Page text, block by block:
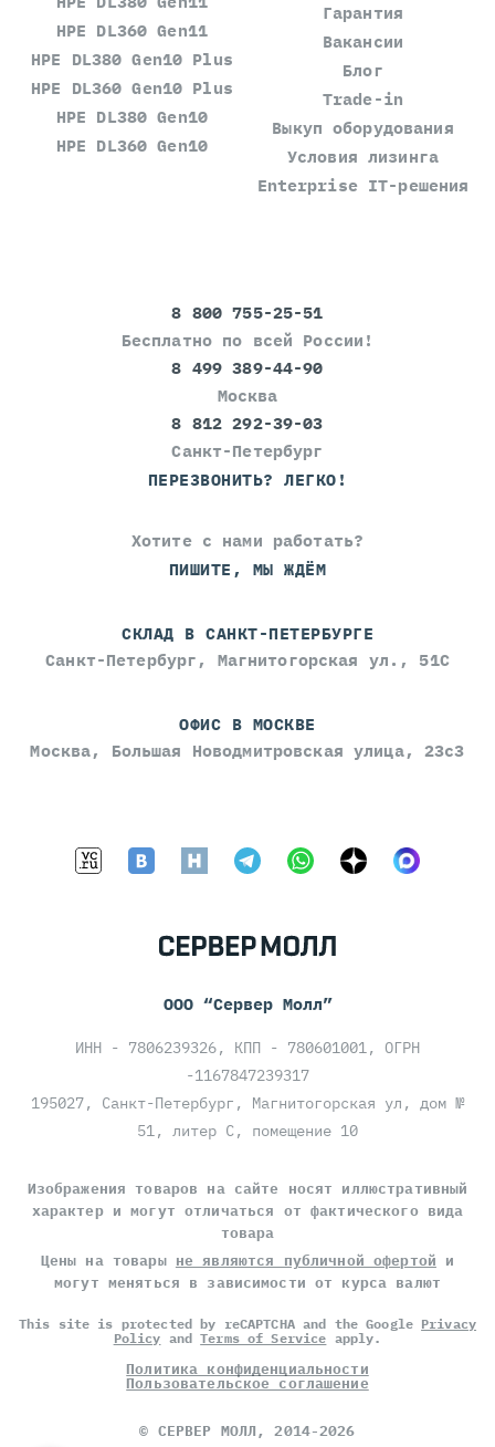
HPE DL360 Gen11
HPE DL380 Gen10 Plus
HPE DL360 Gen10 Plus
HPE DL380 Gen10
HPE DL360 Gen10
Гарантия
Вакансии
Блог
Trade-in
Выкуп оборудования
Условия лизинга
Enterprise IT-решения
8 800 755-25-51
Бесплатно по всей России!
8 499 389-44-90
Москва
8 812 292-39-03
Санкт-Петербург
ПЕРЕЗВОНИТЬ? ЛЕГКО!
Хотите с нами работать?
ПИШИТЕ, МЫ ЖДЁМ
СКЛАД В САНКТ-ПЕТЕРБУРГЕ
Санкт-Петербург, Магнитогорская ул., 51С
ОФИС В МОСКВЕ
Москва, Большая Новодмитровская улица, 23с3
ООО “Сервер Молл”
ИНН - 7806239326, КПП - 780601001, ОГРН
-1167847239317
195027, Санкт-Петербург, Магнитогорская ул, дом №
51, литер С, помещение 10
Изображения товаров на сайте носят иллюстративный
характер и могут отличаться от фактического вида
товара
Цены на товары не являются публичной офертой и
могут меняться в зависимости от курса валют
This site is protected by reCAPTCHA and the Google Privacy
Policy andTerms of Service apply.
Политика конфиденциальности
Пользовательское соглашение
© СЕРВЕР МОЛЛ, 2014-2026